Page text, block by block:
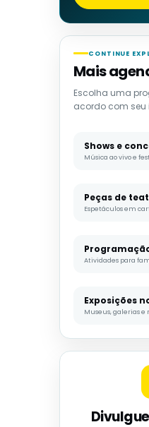
CONTINUE
Mais
Escolha uma
acordo com seu
Shows e
Música ao vivo e
Peças de
Espetáculos em
Atividades para
Exposições
Museus, galerias e